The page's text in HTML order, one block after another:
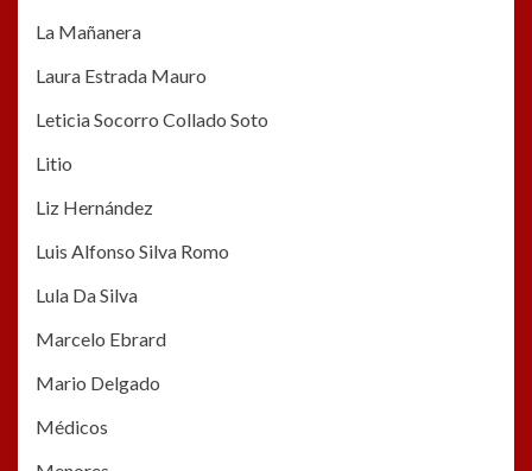
La Mañanera
Laura Estrada Mauro
Leticia Socorro Collado Soto
Litio
Liz Hernández
Luis Alfonso Silva Romo
Lula Da Silva
Marcelo Ebrard
Mario Delgado
Médicos